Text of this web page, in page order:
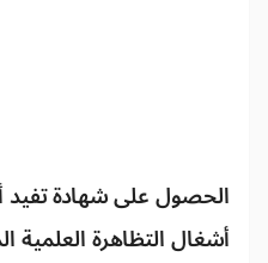
الحصول على شهادة
أشغال التظاهرة العلمية